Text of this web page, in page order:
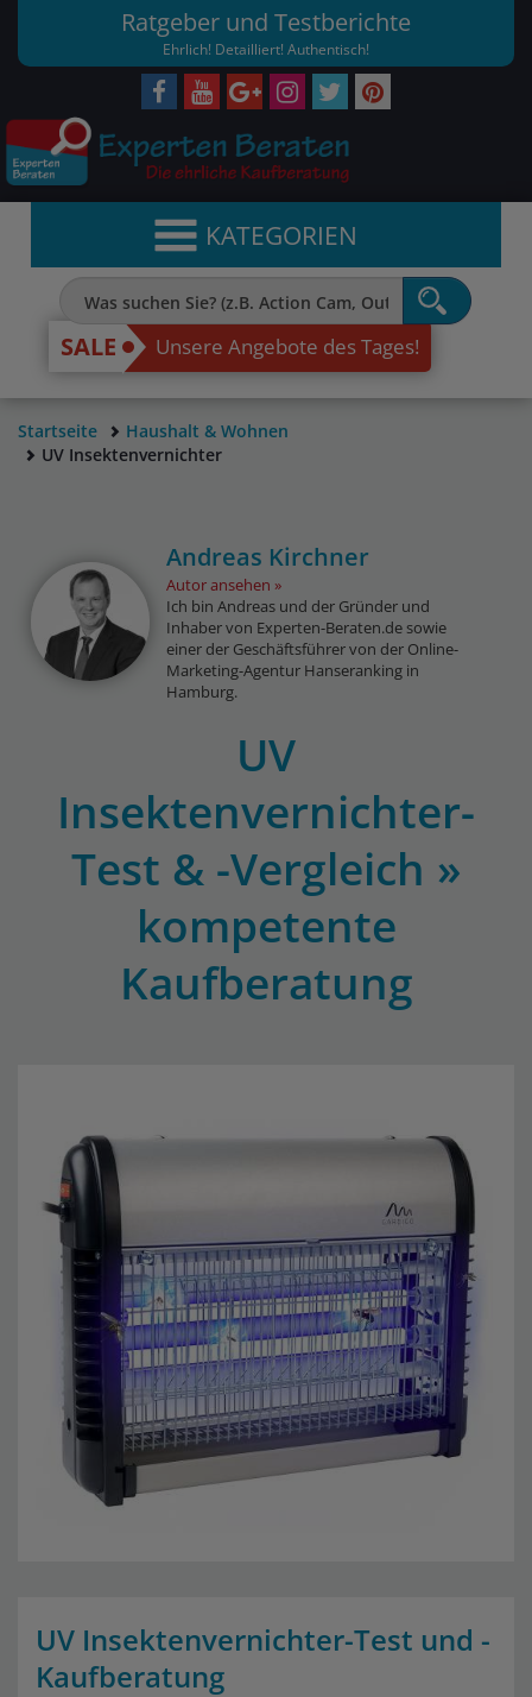
Ratgeber und Testberichte
Ehrlich! Detailliert! Authentisch!
KATEGORIEN
SALE Unsere Angebote des Tages!
Startseite
Haushalt & Wohnen
UV Insektenvernichter
Andreas Kirchner
Autor ansehen
Ich bin Andreas und der Gründer und
Inhaber von Experten-Beraten.de sowie
einer der Geschäftsführer von der Online-
Marketing-Agentur Hanseranking in
Hamburg.
UV
Insektenvernichter-
Test & -Vergleich »
kompetente
Kaufberatung
UV Insektenvernichter-Test und -
Kaufberatung